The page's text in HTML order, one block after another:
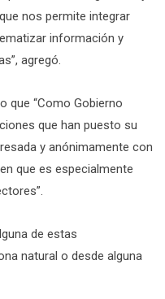
nos permite integrar
información y
agregó.
que “Como Gobierno
que han puesto su
y anónimamente con
que es especialmente
de estas
natural o desde alguna